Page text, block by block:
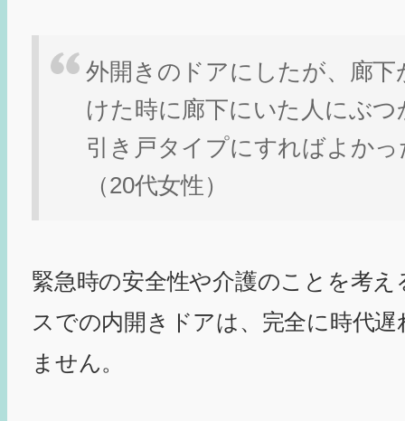
外開きのドアにしたが、廊
けた時に廊下にいた人にぶ
引き戸タイプにすればよか
（20代女性）
緊急時の安全性や介護のことを考
スでの内開きドアは、完全に時代
ません。